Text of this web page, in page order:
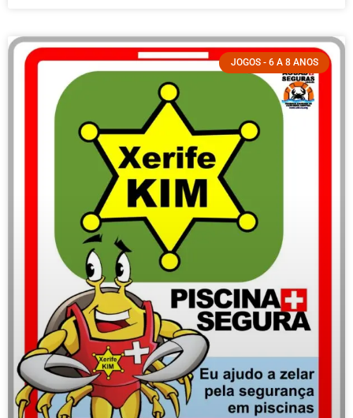
JOGOS - 6 A 8 ANOS